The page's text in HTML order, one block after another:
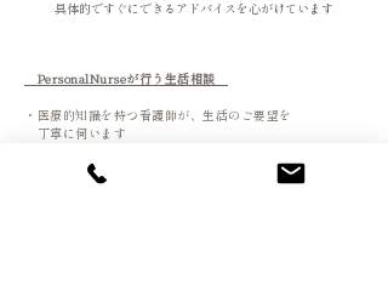
具体的ですぐにできるアドバイスを心がけています
PersonalNurseが行う生活相談
・医療的知識を持つ看護師が、生活のご要望 を
丁寧に伺います
・生活に必要な情報は
実践を交えながら具体的に
いたします